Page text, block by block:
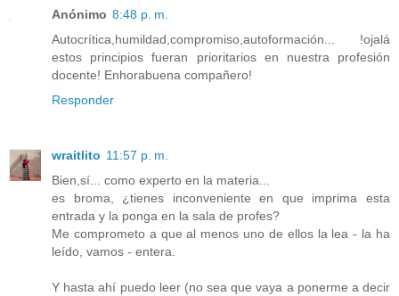
Anónimo 8:48 p. m.
Autocrítica,humildad,compromiso,autoformación... !ojalá
estos principios fueran prioritarios en nuestra profesión
docente! Enhorabuena compañero!
Responder
wraitlito 11:57 p. m.
Bien,sí... como experto en la materia...
es broma, ¿tienes inconveniente en que imprima esta
entrada y la ponga en la sala de profes?
Me comprometo a que al menos uno de ellos la lea - la ha
leído, vamos - entera.
Y hasta ahí puedo leer (no sea que vaya a ponerme a decir